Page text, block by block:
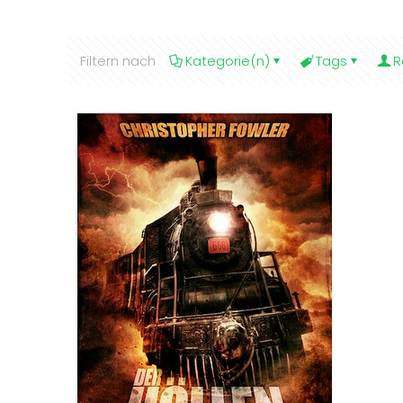
Filtern nach Kategorie(n) Tags